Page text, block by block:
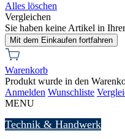
Alles löschen
Vergleichen
Sie haben keine Artikel in
Mit dem Einkaufen fortfahren
Warenkorb
Produkt wurde in den
Anmelden Wunschliste
MENU
Technik & Handwerk